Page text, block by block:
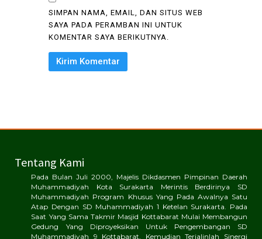
SIMPAN NAMA, EMAIL, DAN SITUS WEB
SAYA PADA PERAMBAN INI UNTUK
KOMENTAR SAYA BERIKUTNYA.
Tentang Kami
Pada Bulan Juli 2000, Majelis Dikdasmen Pimpinan Daerah
Muhammadiyah Kota Surakarta Merintis Berdirinya SD
Muhammadiyah Program Khusus Yang Pada Awalnya Satu
Atap Dengan SD Muhammadiyah 1 Ketelan Surakarta. Pada
Saat Yang Sama Takmir Masjid Kottabarat Mulai Membangun
Gedung Yang Diproyeksikan Untuk Pengembangan SD
Muhammadiyah 9 Kottabarat. Kemudian Terjalinlah Sinergi